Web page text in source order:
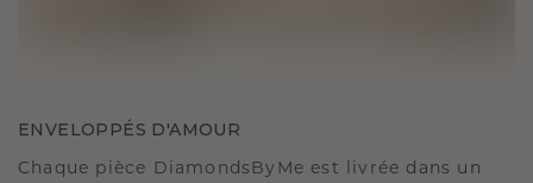
ENVELOPPÉS D'AMOUR
Chaque pièce DiamondsByMe est livrée dans un